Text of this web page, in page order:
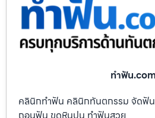
ทําฟัน.com
คลินิกทำฟัน คลินิกทันตกรรม จัดฟั